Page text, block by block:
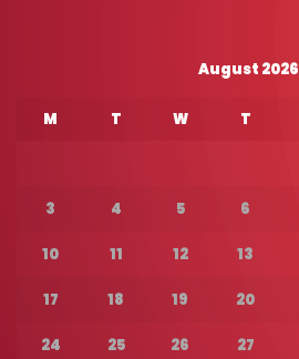
August 2026
M T W T
3 4 5 6
10 11 12 13
17 18 19 20
24 25 26 27